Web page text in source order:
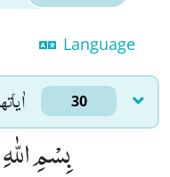
Language
30
بِسْمِ